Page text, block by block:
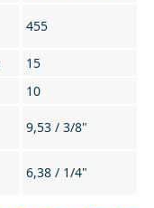
455
15
10
9,53 / 3/8"
6,38 / 1/4"